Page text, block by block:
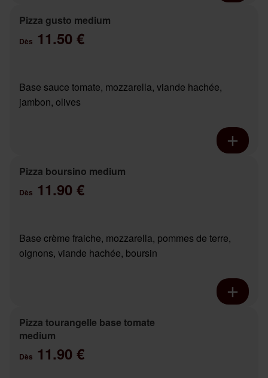
Pizza gusto medium
Dès 11.50 €
Base sauce tomate, mozzarella, viande hachée,
jambon, olives
Pizza boursino medium
Dès 11.90 €
Base crème fraiche, mozzarella, pommes de terre,
oignons, viande hachée, boursin
Pizza tourangelle base tomate
medium
Dès 11.90 €